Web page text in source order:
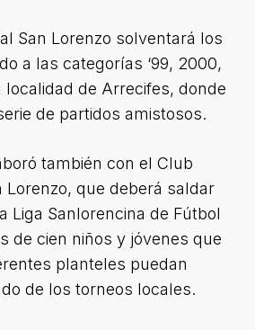
San Lorenzo solventará los
a las categorías ‘99, 2000,
localidad de Arrecifes, donde
de partidos amistosos.
también con el Club
Lorenzo, que deberá saldar
Liga Sanlorencina de Fútbol
de cien niños y jóvenes que
planteles puedan
de los torneos locales.